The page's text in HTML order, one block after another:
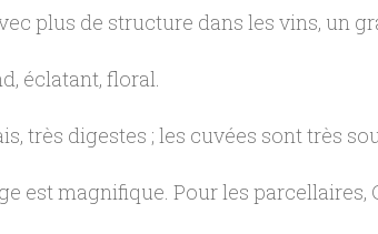
plus de structure dans les vins, un
éclatant, floral.
très digestes ; les cuvées sont très
est magnifique. Pour les